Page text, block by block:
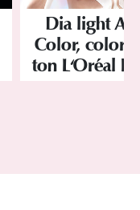
Dia light
Color,
ton L'Oréal